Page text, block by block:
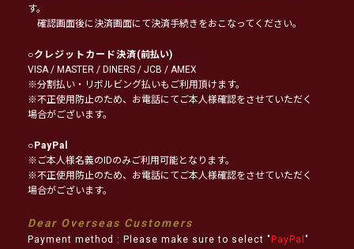
す。
確認画面後に決済画面にて決済手続きをおこなってください。
○クレジットカード決済(前払い)
VISA / MASTER / DINERS / JCB / AMEX
※分割払い・リボルビング払いもご利用頂けます。
※不正使用防止のため、お電話にてご本人様確認をさせていただく
場合がございます。
○PayPal
※ご本人様名義のIDのみご利用可能となります。
※不正使用防止のため、お電話にてご本人様確認をさせていただく
場合がございます。
Dear Overseas Customers
Payment method : Please make sure to select " PayPal "